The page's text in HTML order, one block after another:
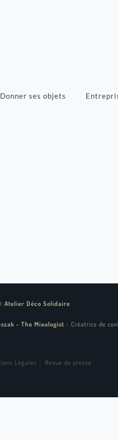
Donner ses objets
Atelier Déco Solidaire
- The Mixologist - Créatrice de
Légales Revue de presse